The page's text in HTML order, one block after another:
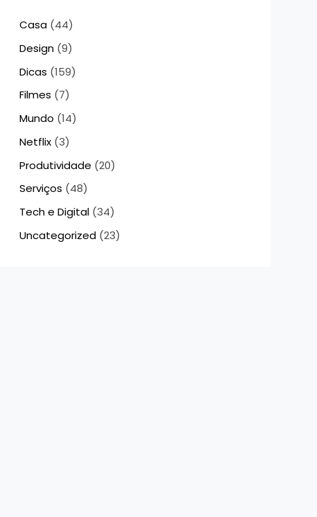
Casa(44)
Design(9)
Dicas (159)
Filmes (7)
Mundo (14)
Netflix(3)
Produtividade (20)
Serviços (48)
Tech e Digital(34)
Uncategorized(23)